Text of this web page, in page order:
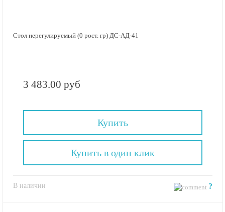
Стол нерегулируемый (0 рост. гр) ДС-АД-41
3 483.00 руб
Купить
В наличии ?
Купить в один клик